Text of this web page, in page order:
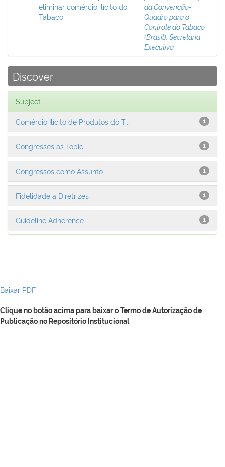
eliminar comércio ilícito do
Tabaco
da Convenção-
Quadro para o
Controle do Tabaco
(Brasil). Secretaria
Executiva
Discover
Subject
1
Comércio Ilícito de Produtos do T...
1
Congresses as Topic
1
Congressos como Assunto
1
Fidelidade a Diretrizes
1
Guideline Adherence
Baixar PDF
Clique no botão acima para baixar o Termo de Autorização de
Publicação no Repositório Institucional